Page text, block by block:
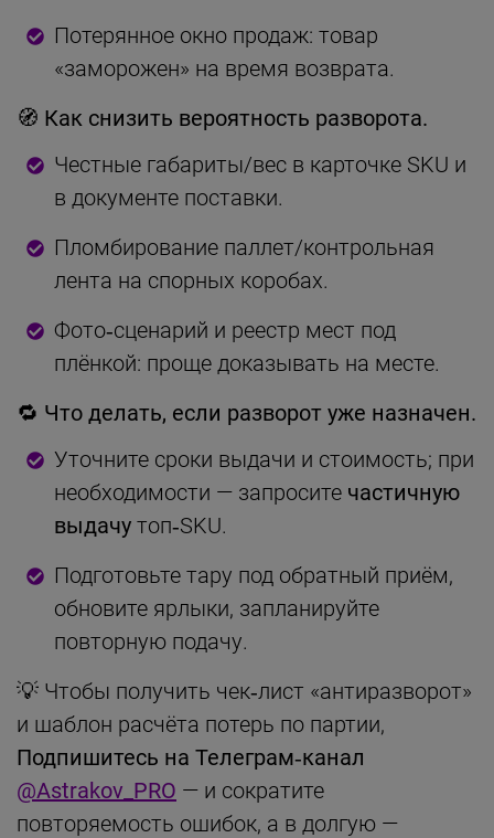
Потерянное окно продаж: товар
«заморожен» на время возврата.
🧭 Как снизить вероятность разворота.
Честные габариты/вес в карточке SKU и
в документе поставки.
Пломбирование паллет/контрольная
лента на спорных коробах.
Фото‑сценарий и реестр мест под
плёнкой: проще доказывать на месте.
🔁 Что делать, если разворот уже назначен.
Уточните сроки выдачи и стоимость; при
необходимости — запросите частичную
выдачу топ‑SKU.
Подготовьте тару под обратный приём,
обновите ярлыки, запланируйте
повторную подачу.
💡 Чтобы получить чек‑лист «антиразворот»
и шаблон расчёта потерь по партии,
Подпишитесь на Телеграм‑канал
@Astrakov_PRO — и сократите
повторяемость ошибок, а в долгую —